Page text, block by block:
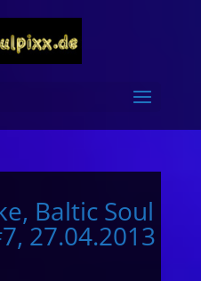
Baltic Soul
27.04.2013